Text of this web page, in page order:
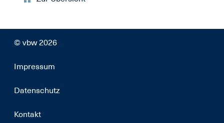
© vbw 2026
Impressum
Datenschutz
Kontakt